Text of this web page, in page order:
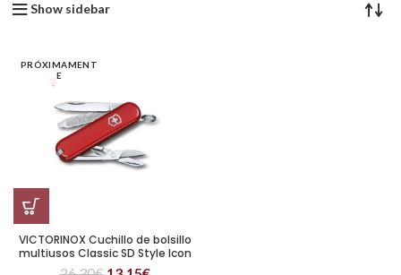
Show sidebar
PRÓXIMAMENT
E
VICTORINOX Cuchillo de bolsillo
multiusos Classic SD Style Icon